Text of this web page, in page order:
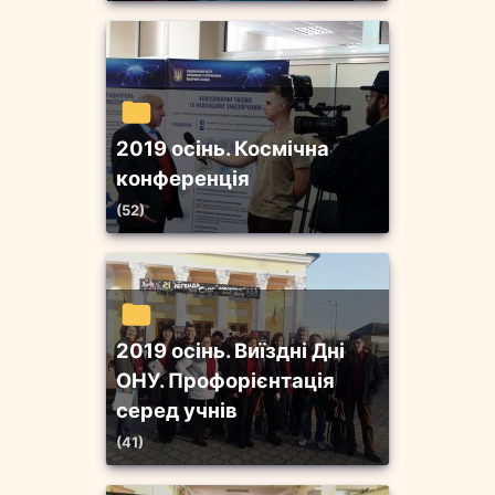
2019 осінь. Космічна
конференція
(52)
2019 осінь. Виїздні Дні
ОНУ. Профорієнтація
серед учнів
(41)